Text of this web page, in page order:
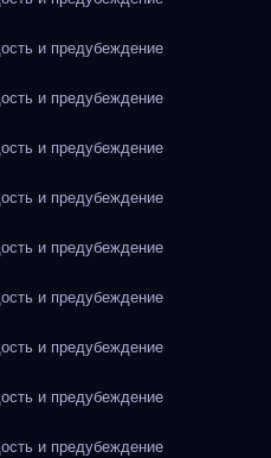
и предубеждение
и предубеждение
и предубеждение
и предубеждение
и предубеждение
и предубеждение
и предубеждение
и предубеждение
и предубеждение